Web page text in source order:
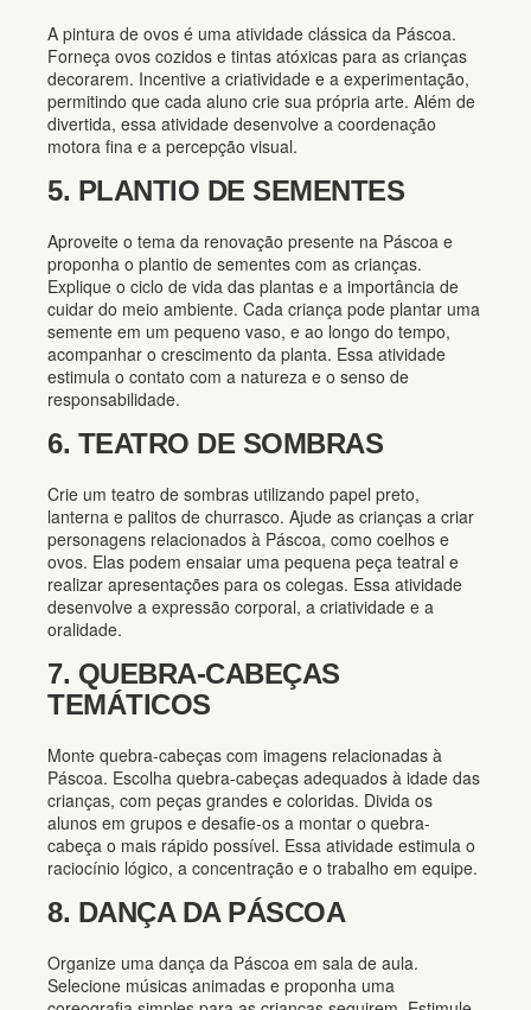
A pintura de ovos é uma atividade clássica da Páscoa.
Forneça ovos cozidos e tintas atóxicas para as crianças
decorarem. Incentive a criatividade e a experimentação,
permitindo que cada aluno crie sua própria arte. Além de
divertida, essa atividade desenvolve a coordenação
motora fina e a percepção visual.
5. PLANTIO DE SEMENTES
Aproveite o tema da renovação presente na Páscoa e
proponha o plantio de sementes com as crianças.
Explique o ciclo de vida das plantas e a importância de
cuidar do meio ambiente. Cada criança pode plantar uma
semente em um pequeno vaso, e ao longo do tempo,
acompanhar o crescimento da planta. Essa atividade
estimula o contato com a natureza e o senso de
responsabilidade.
6. TEATRO DE SOMBRAS
Crie um teatro de sombras utilizando papel preto,
lanterna e palitos de churrasco. Ajude as crianças a criar
personagens relacionados à Páscoa, como coelhos e
ovos. Elas podem ensaiar uma pequena peça teatral e
realizar apresentações para os colegas. Essa atividade
desenvolve a expressão corporal, a criatividade e a
oralidade.
7. QUEBRA-CABEÇAS
TEMÁTICOS
Monte quebra-cabeças com imagens relacionadas à
Páscoa. Escolha quebra-cabeças adequados à idade das
crianças, com peças grandes e coloridas. Divida os
alunos em grupos e desafie-os a montar o quebra-
cabeça o mais rápido possível. Essa atividade estimula o
raciocínio lógico, a concentração e o trabalho em equipe.
8. DANÇA DA PÁSCOA
Organize uma dança da Páscoa em sala de aula.
Selecione músicas animadas e proponha uma